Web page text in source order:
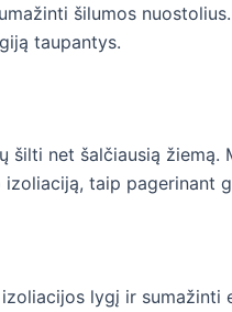
šilumos
taupantys.
net šalčiausią žiemą.
taip pagerinant
lygį ir sumažinti